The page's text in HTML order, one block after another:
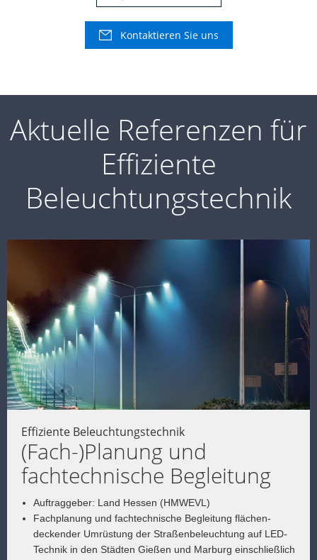
Kontaktieren Sie uns
Aktuelle Referenzen für
Effiziente
Beleuchtungstechnik
Effiziente Beleuchtungstechnik
(Fach-)Planung und
fachtechnische Begleitung
Auftraggeber: Land Hessen (HMWEVL)
Fachplanung und fachtechnische Begleitung flächen­
deckender Umrüstung der Straßen­beleuchtung auf LED-
Technik in den Städten Gießen und Marburg einschließlich